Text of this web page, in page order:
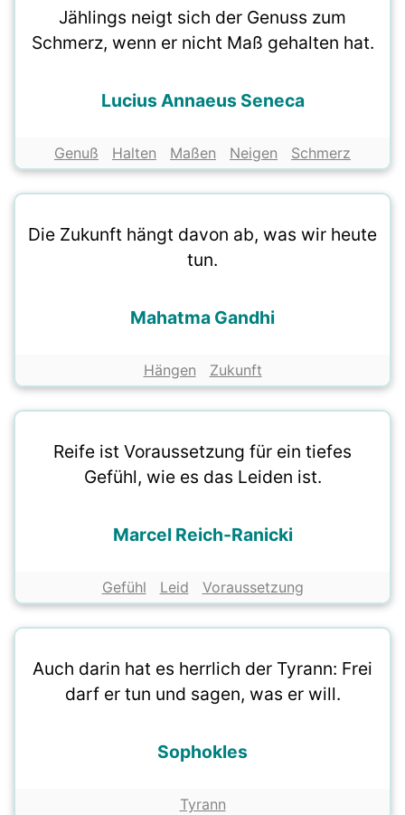
Jählings neigt sich der Genuss zum
Schmerz, wenn er nicht Maß gehalten hat.
Lucius Annaeus Seneca
Genuß Halten Maßen Neigen Schmerz
Die Zukunft hängt davon ab, was wir heute
tun.
Mahatma Gandhi
Hängen Zukunft
Reife ist Voraussetzung für ein tiefes
Gefühl, wie es das Leiden ist.
Marcel Reich-Ranicki
Gefühl Leid Voraussetzung
Auch darin hat es herrlich der Tyrann: Frei
darf er tun und sagen, was er will.
Sophokles
Tyrann